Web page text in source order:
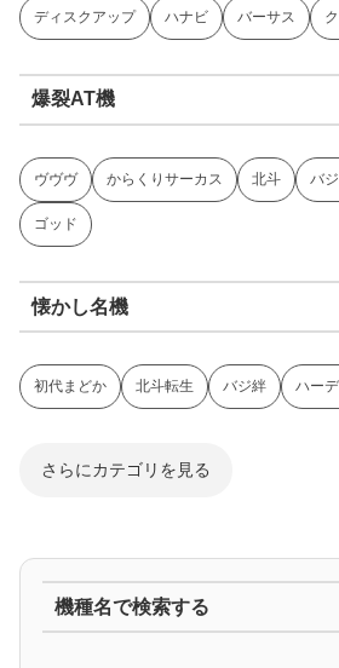
ディスクアップ ハナビ バーサス
爆裂AT機
ヴヴヴ からくりサーカス 北斗 バ
ゴッド
懐かし名機
初代まどか 北斗転生 バジ絆 ハー
さらにカテゴリを見る
マイジャグ ファンキー アイム ゴ
機種名で検索する